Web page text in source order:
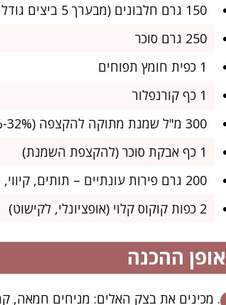
150 גרם חלבונים (מבערך 5 ביצים גודל L)
250 גרם סוכר
1 כפית חומץ תפוחים
1 כף קורנפלור
300 מ"ל שמנת מתוקה להקצפה (32%-38%)
1 כף אבקת סוכר (להקצפת השמנת)
200 גרם פירות עונתיים – תותים, קיווי, פסיפלורה, פטל או כל פרי אהוב, פרוס דק
2 כפות קוקוס קלוי (אופציונלי, לקישוט)
אופן ההכנה
מכינים את בצק האלים: מניחים חמאה,